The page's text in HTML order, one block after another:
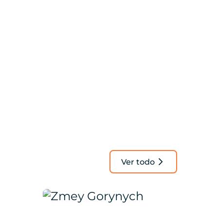
Ver todo